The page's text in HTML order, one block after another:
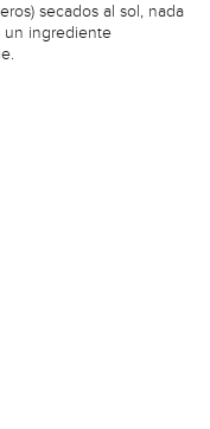
secados al sol, nada
un ingrediente